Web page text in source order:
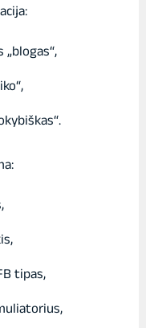
tipas,